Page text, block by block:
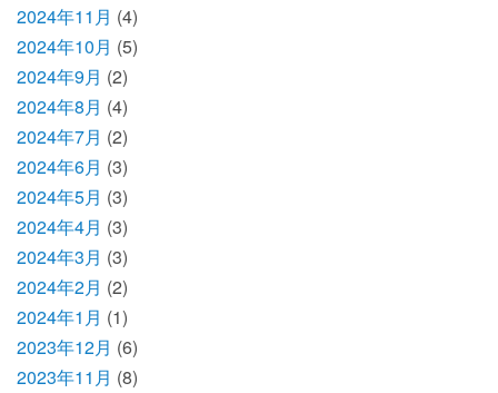
2024年11月 (4)
2024年10月 (5)
2024年9月 (2)
2024年8月 (4)
2024年7月 (2)
2024年6月 (3)
2024年5月 (3)
2024年4月 (3)
2024年3月 (3)
2024年2月 (2)
2024年1月 (1)
2023年12月 (6)
2023年11月 (8)